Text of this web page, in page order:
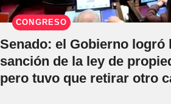
CONGRESO
Senado: el Gobierno logró
sanción de la ley de
pero tuvo que retirar otro